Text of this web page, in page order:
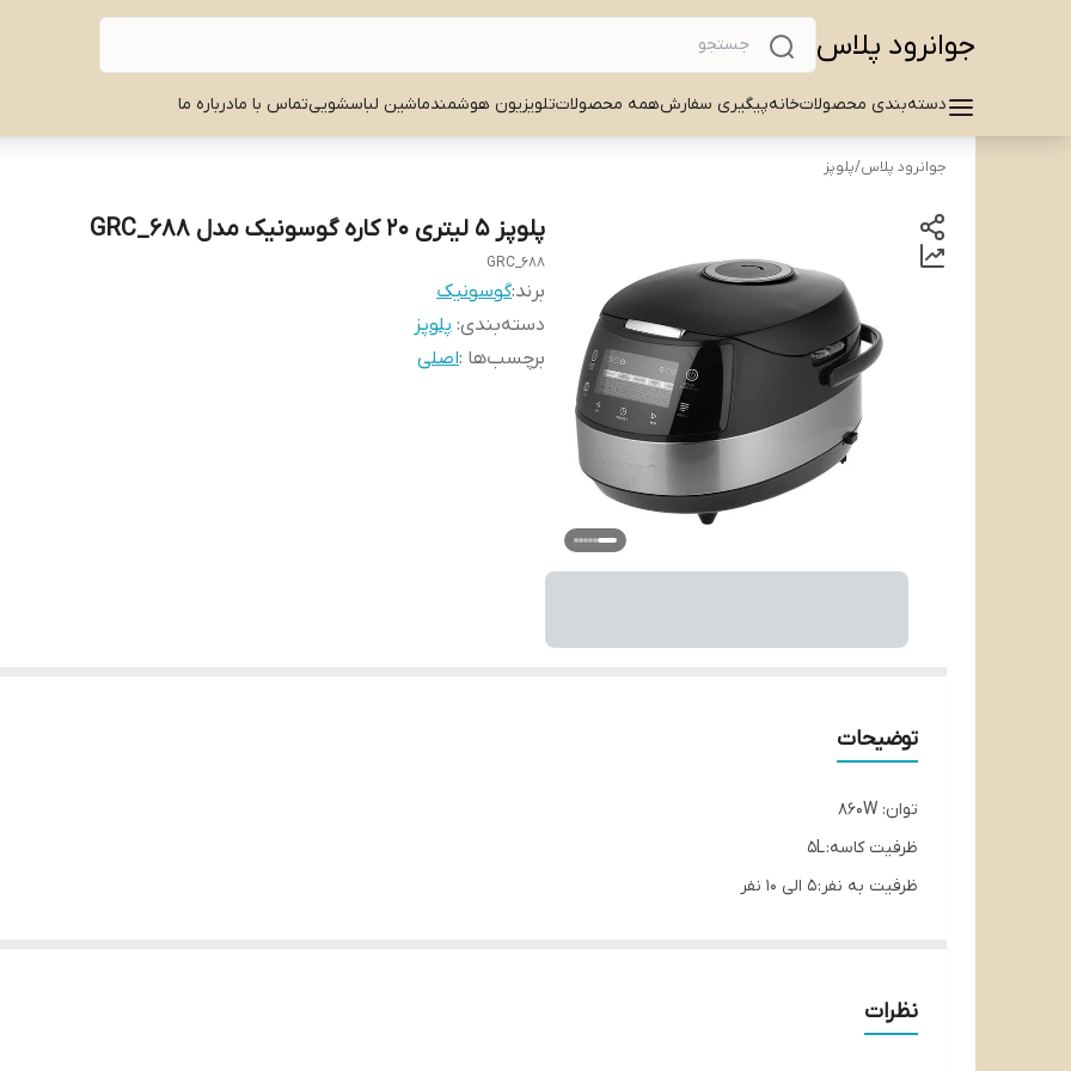
جوانرود پلاس
دسته‌بندی محصولاتخانهپیگیری سفارشهمه محصولاتتلویزیون هوشمندماشین لباسشوییتماس با مادرباره ما
جوانرود پلاس/پلوپز
پلوپز ۵ لیتری ۲۰ کاره گوسونیک مدل GRC_688
GRC_688
برند:گوسونیک
دسته‌بندی: پلوپز
برچسب‌ها :اصلی
توضیحات
توان: 860W
ظرفیت کاسه: 5L
ظرفیت به نفر: 5 الی 10 نفر
جنس بدنه: استیل و پلاستیک
دارای ۲۰ برنامه پخت
نظرات